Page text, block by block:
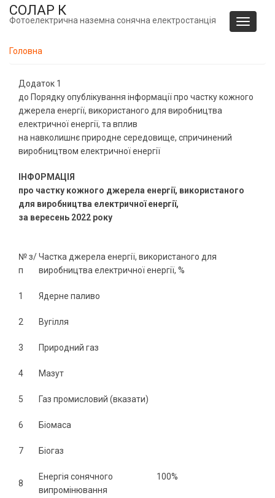
Перейти
до
вмісту
СОЛАР К
Фотоелектрична наземна сонячна електростанція
Toggle
Головна
Додаток 1
до Порядку опублікування інформації про частку кожного
джерела енергії, використаного для виробництва
електричної енергії, та вплив
на навколишнє природне середовище, спричинений
виробництвом електричної енергії
ІНФОРМАЦІЯ
про частку кожного джерела енергії, використаного
для виробництва електричної енергії,
за вересень 2022 року
№ з/
п
Частка джерела енергії, використаного для
виробництва електричної енергії, %
1 Ядерне паливо
2 Вугілля
3 Природний газ
4 Мазут
5 Газ промисловий (вказати)
6 Біомаса
7 Біогаз
8
Енергія сонячного
випромінювання
100%